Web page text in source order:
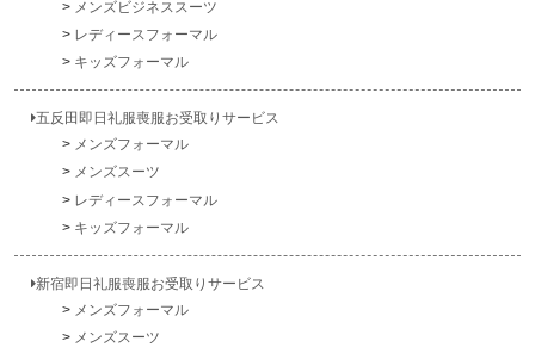
メンズビジネススーツ
レディースフォーマル
キッズフォーマル
五反田即日礼服喪服お受取りサービス
メンズフォーマル
メンズスーツ
レディースフォーマル
キッズフォーマル
新宿即日礼服喪服お受取りサービス
メンズフォーマル
メンズスーツ